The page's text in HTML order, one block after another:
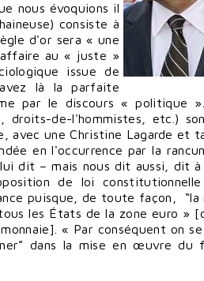
nous évoquions il
consiste à
d'or sera « une
au « juste »
issue de
là la parfaite
par le discours « politique
droits-de-l'hommistes, etc.)
avec une Christine Lagarde et
en l'occurrence par la
dit – mais nous dit aussi, dit
de loi
puisque, de toute façon, “la
les États de la zone euro »
« Par conséquent on
dans la mise en œuvre du